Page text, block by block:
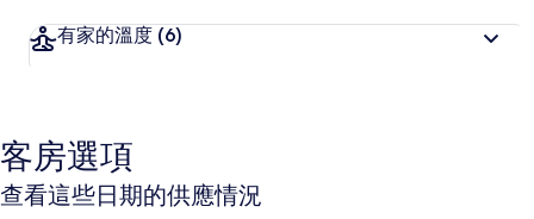
有家的溫度 (6)
客房選項
查看這些日期的供應情況